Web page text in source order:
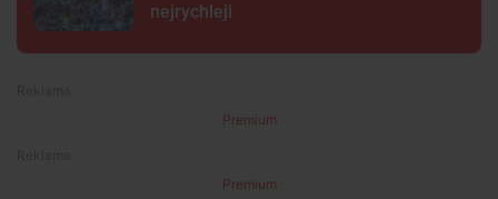
nejrychleji
Premium
Premium